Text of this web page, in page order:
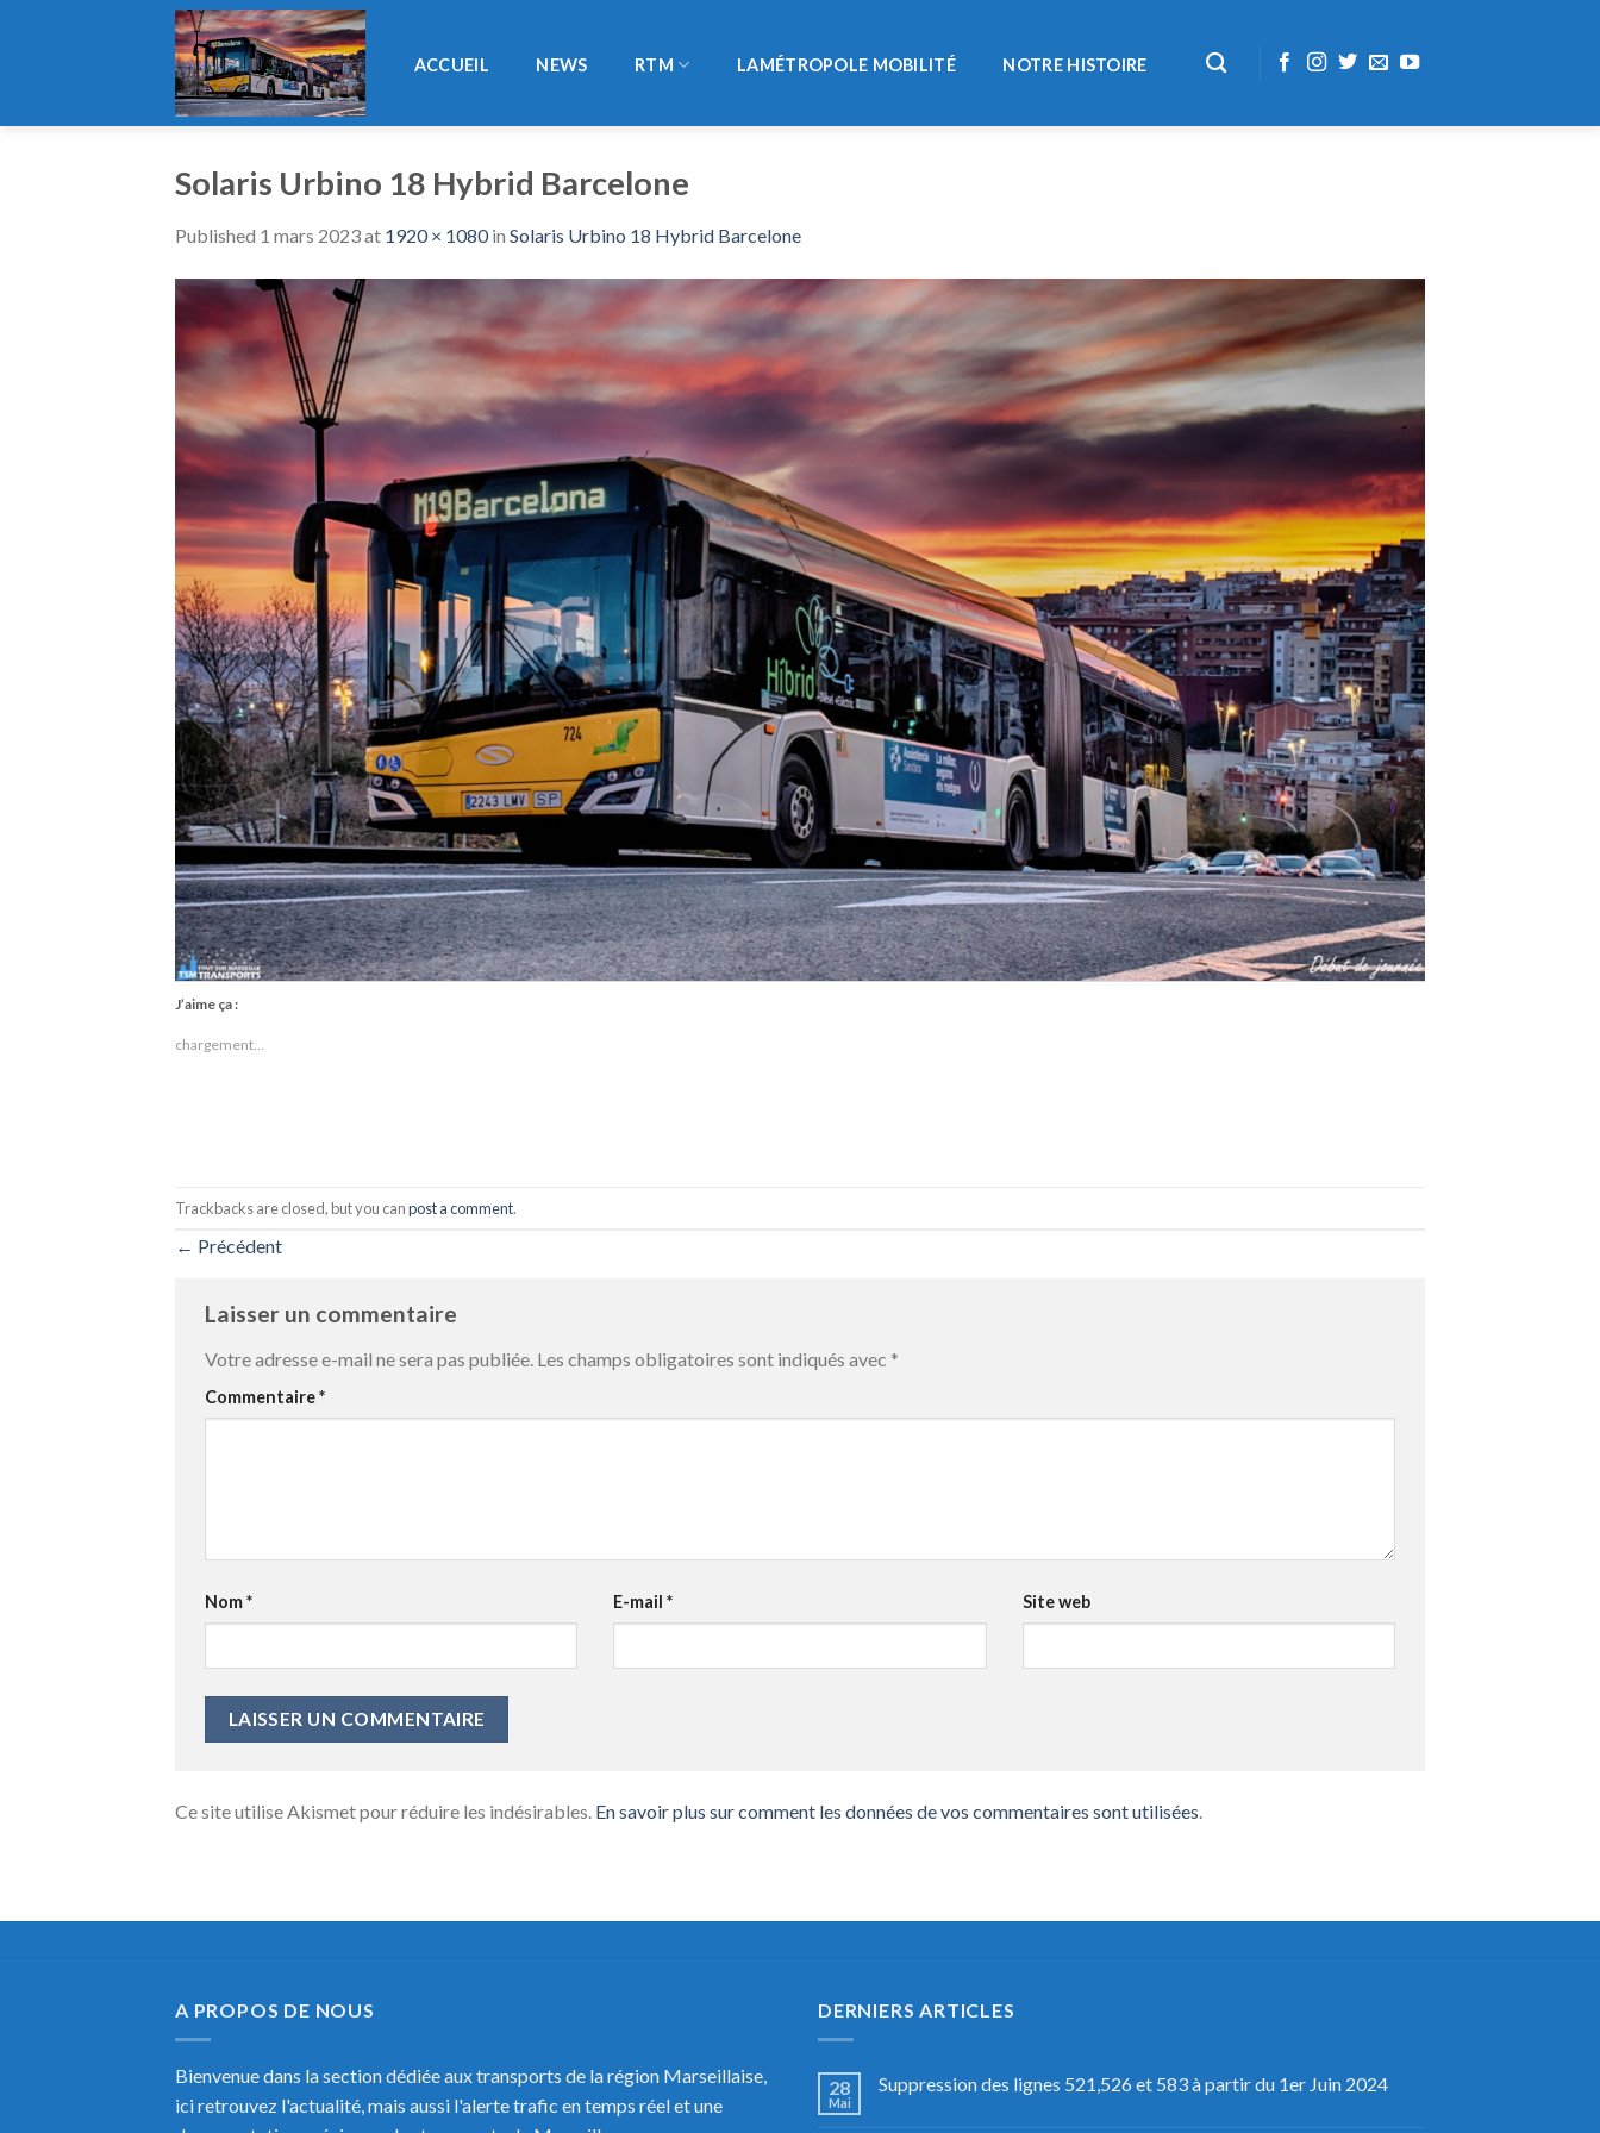
ACCUEIL NEWS RTM LAMÉTROPOLE MOBILITÉ NOTRE HISTOIRE
Solaris Urbino 18 Hybrid Barcelone
Published 1 mars 2023at 1920 × 1080in Solaris Urbino 18 Hybrid Barcelone
J’aime ça :
chargement…
Trackbacks are closed, but you canpost a comment.
← Précédent
Laisser un commentaire
Votre adresse e-mail ne sera pas publiée. Les champs obligatoires sont indiqués avec *
Commentaire*
Nom* E-mail* Site web
Ce site utilise Akismet pour réduire les indésirables. En savoir plus sur comment les données de vos commentaires sont utilisées
A PROPOS DE NOUS
Bienvenue dans la section dédiée aux transports de la région Marseillaise,
ici retrouvez l'actualité, mais aussi l'alerte trafic en temps réel et une
DERNIERS ARTICLES
28
Mai
Suppression des lignes 521,526 et 583 à partir du 1er Juin 2024